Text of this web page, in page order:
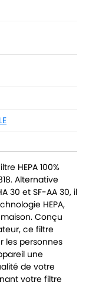
HEPA 100%
Alternative
30 et SF-AA 30, il
HEPA,
Conçu
ce filtre
les personnes
une
de votre
votre filtre